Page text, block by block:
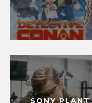
SONY PLANT